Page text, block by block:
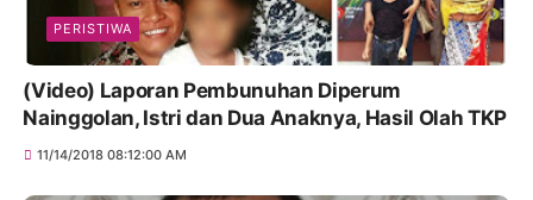
PERISTIWA
(Video) Laporan Pembunuhan Diperum
Nainggolan, Istri dan Dua Anaknya, Hasil Olah TKP
11/14/2018 08:12:00 AM